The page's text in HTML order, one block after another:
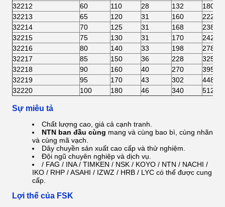
32212 60 110 28 132
180
32213
65 120 31 160
222
32214
70 125 31 168
238
32215
75 130 31 170
242
32216
80 140 33 198
278
32217
85 150 36 228
325
32218
90 160 40 270
395
32219
95 170 43 302
448
32220
100 180 46 340 512
Sự miêu tả
Chất lượng cao, giá cả cạnh tranh.
NTN ban đầu cùng mang và cùng bao bì, cùng nhãn
và cùng mã vạch.
Dây chuyền sản xuất cao cấp và thử nghiệm.
Đội ngũ chuyên nghiệp và dịch vụ.
/ FAG / INA / TIMKEN / NSK / KOYO / NTN / NACHI /
IKO / RHP / ASAHI / IZWZ / HRB / LYC có thể được cung
cấp.
Lợi thế của FSK